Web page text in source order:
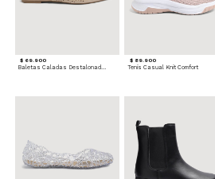
$ 69.900 $ 89.900
Tenis Casual Knit Comfort